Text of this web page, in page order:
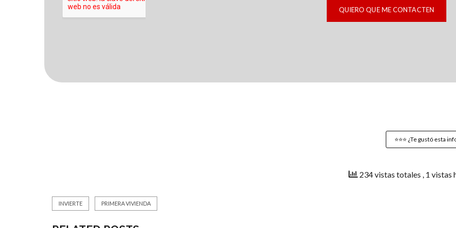
⭐️⭐️⭐️ ¿Te gustó esta
234 vistas totales , 1 vistas
INVIERTE PRIMERA VIVIENDA